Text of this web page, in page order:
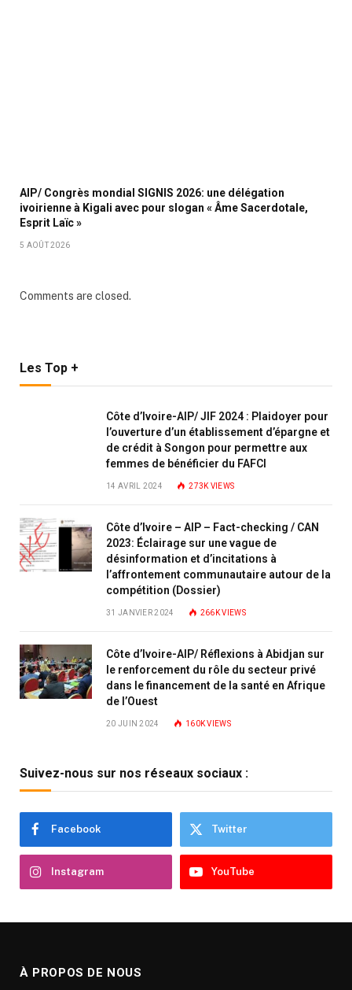
AIP/ Congrès mondial SIGNIS 2026: une délégation
ivoirienne à Kigali avec pour slogan « Âme Sacerdotale,
Esprit Laïc »
5 AOÛT 2026
Comments are closed.
Les Top +
Côte d’Ivoire-AIP/ JIF 2024 : Plaidoyer pour
l’ouverture d’un établissement d’épargne et
de crédit à Songon pour permettre aux
femmes de bénéficier du FAFCI
14 AVRIL 2024 273K VIEWS
Côte d’Ivoire – AIP – Fact-checking / CAN
2023: Éclairage sur une vague de
désinformation et d’incitations à
l’affrontement communautaire autour de la
compétition (Dossier)
31 JANVIER 2024 266KVIEWS
Côte d’Ivoire-AIP/ Réflexions à Abidjan sur
le renforcement du rôle du secteur privé
dans le financement de la santé en Afrique
de l’Ouest
20 JUIN 2024 160KVIEWS
Suivez-nous sur nos réseaux sociaux :
Facebook Twitter
Instagram YouTube
À PROPOS DE NOUS